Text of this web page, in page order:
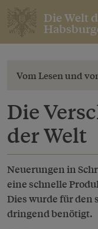
Die Welt
Vom Lesen und
Die
der Welt
Neuerungen in
eine schnelle
Dies wurde für den
dringend benötigt.